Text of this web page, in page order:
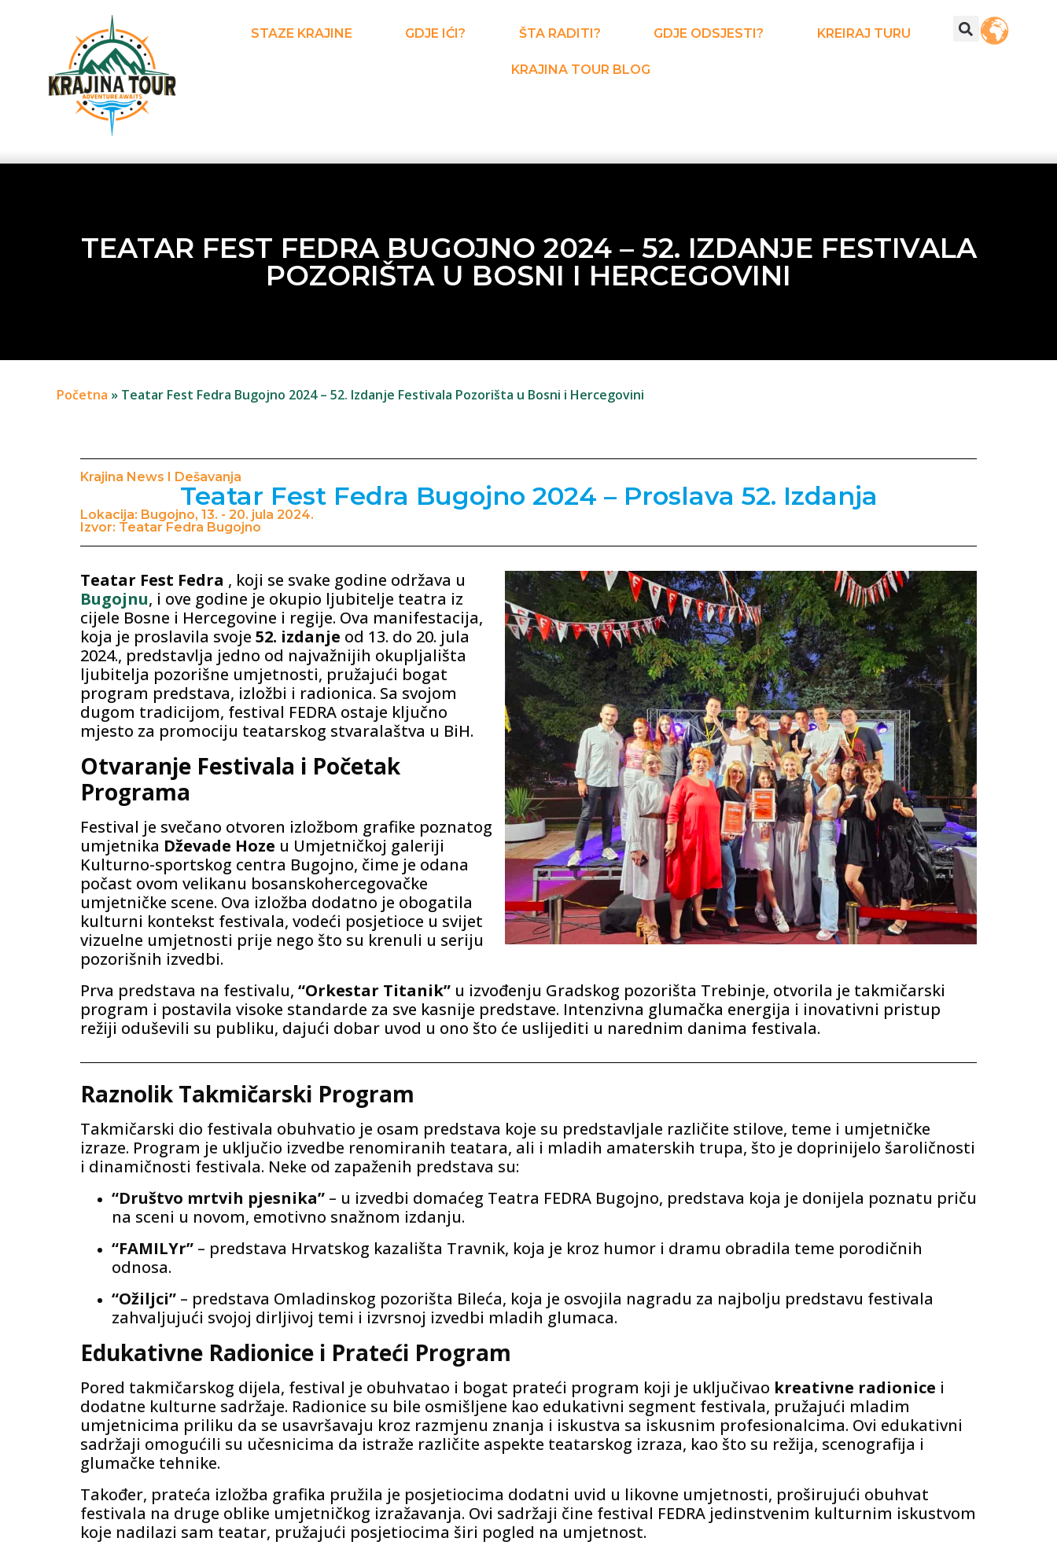
STAZE KRAJINE GDJE IĆI? ŠTA RADITI? GDJE ODSJESTI? KREIRAJ TURU
KRAJINA TOUR BLOG
TEATAR FEST FEDRA BUGOJNO 2024 – 52. IZDANJE FESTIVALA
POZORIŠTA U BOSNI I HERCEGOVINI
Početna » Teatar Fest Fedra Bugojno 2024 – 52. Izdanje Festivala Pozorišta u Bosni i Hercegovini
Krajina News I Dešavanja
Teatar Fest Fedra Bugojno 2024 – Proslava 52. Izdanja
Lokacija: Bugojno, 13. - 20. jula 2024.
Izvor: Teatar Fedra Bugojno
Teatar Fest Fedra , koji se svake godine održava u
Bugojnu, i ove godine je okupio ljubitelje teatra iz
cijele Bosne i Hercegovine i regije. Ova manifestacija,
koja je proslavila svoje 52. izdanje od 13. do 20. jula
2024., predstavlja jedno od najvažnijih okupljališta
ljubitelja pozorišne umjetnosti, pružajući bogat
program predstava, izložbi i radionica. Sa svojom
dugom tradicijom, festival FEDRA ostaje ključno
mjesto za promociju teatarskog stvaralaštva u BiH.
Otvaranje Festivala i Početak
Programa
Festival je svečano otvoren izložbom grafike poznatog
umjetnika Dževade Hoze u Umjetničkoj galeriji
Kulturno-sportskog centra Bugojno, čime je odana
počast ovom velikanu bosanskohercegovačke
umjetničke scene. Ova izložba dodatno je obogatila
kulturni kontekst festivala, vodeći posjetioce u svijet
vizuelne umjetnosti prije nego što su krenuli u seriju
pozorišnih izvedbi.
Prva predstava na festivalu, “Orkestar Titanik” u izvođenju Gradskog pozorišta Trebinje, otvorila je takmičarski
program i postavila visoke standarde za sve kasnije predstave. Intenzivna glumačka energija i inovativni pristup
režiji oduševili su publiku, dajući dobar uvod u ono što će uslijediti u narednim danima festivala.
Raznolik Takmičarski Program
Takmičarski dio festivala obuhvatio je osam predstava koje su predstavljale različite stilove, teme i umjetničke
izraze. Program je uključio izvedbe renomiranih teatara, ali i mladih amaterskih trupa, što je doprinijelo šaroličnosti
i dinamičnosti festivala. Neke od zapaženih predstava su:
“Društvo mrtvih pjesnika” – u izvedbi domaćeg Teatra FEDRA Bugojno, predstava koja je donijela poznatu priču
na sceni u novom, emotivno snažnom izdanju.
“FAMILYr” – predstava Hrvatskog kazališta Travnik, koja je kroz humor i dramu obradila teme porodičnih
odnosa.
“Ožiljci” – predstava Omladinskog pozorišta Bileća, koja je osvojila nagradu za najbolju predstavu festivala
zahvaljujući svojoj dirljivoj temi i izvrsnoj izvedbi mladih glumaca.
Edukativne Radionice i Prateći Program
Pored takmičarskog dijela, festival je obuhvatao i bogat prateći program koji je uključivao kreativne radionice i
dodatne kulturne sadržaje. Radionice su bile osmišljene kao edukativni segment festivala, pružajući mladim
umjetnicima priliku da se usavršavaju kroz razmjenu znanja i iskustva sa iskusnim profesionalcima. Ovi edukativni
sadržaji omogućili su učesnicima da istraže različite aspekte teatarskog izraza, kao što su režija, scenografija i
glumačke tehnike.
Također, prateća izložba grafika pružila je posjetiocima dodatni uvid u likovne umjetnosti, proširujući obuhvat
festivala na druge oblike umjetničkog izražavanja. Ovi sadržaji čine festival FEDRA jedinstvenim kulturnim iskustvom
koje nadilazi sam teatar, pružajući posjetiocima širi pogled na umjetnost.